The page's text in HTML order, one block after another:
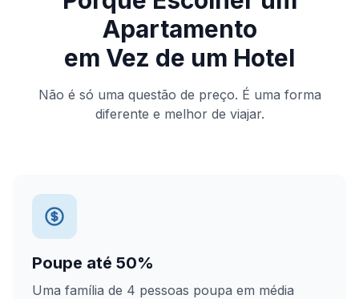
Apartamento
em Vez de um Hotel
Não é só uma questão de preço. É uma forma
diferente e melhor de viajar.
Poupe até 50%
Uma família de 4 pessoas poupa em média